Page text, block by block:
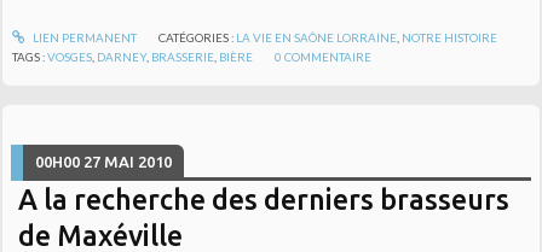
LIEN PERMANENT CATÉGORIES : LA VIE EN SAÔNE LORRAINE, NOTRE HISTOIRE
TAGS :VOSGES DARNEY, BRASSERIE BIÈRE 0 COMMENTAIRE
00H00 27 MAI 2010
A la recherche des derniers brasseurs
de Maxéville